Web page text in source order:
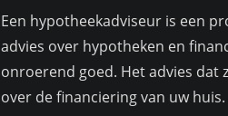
Een hypotheekadviseur is een
advies over hypotheken en
onroerend goed. Het advies dat
over de financiering van uw huis.